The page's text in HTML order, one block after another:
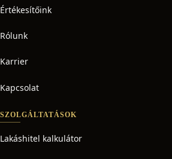
Értékesítőink
Rólunk
Karrier
Kapcsolat
SZOLGÁLTATÁSOK
Lakáshitel kalkulátor